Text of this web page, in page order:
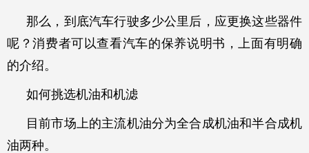
那么，到底汽车行驶多少公里后，应更换这些器件
呢？消费者可以查看汽车的保养说明书，上面有明确
的介绍。
如何挑选机油和机滤
目前市场上的主流机油分为全合成机油和半合成机
油两种。